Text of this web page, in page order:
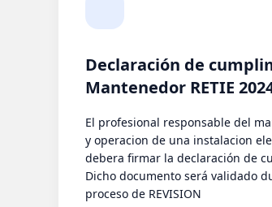
Declaración de
Mantenedor RETIE
El profesional responsable del
y operacion de una instalacion
debera firmar la declaración de
Dicho documento será validado
proceso de REVISION